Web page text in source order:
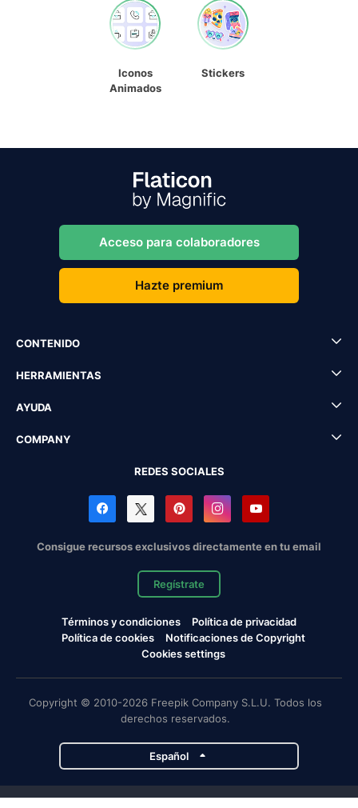
Iconos
Animados
Stickers
Acceso para colaboradores
Hazte premium
CONTENIDO
HERRAMIENTAS
AYUDA
COMPANY
REDES SOCIALES
Consigue recursos exclusivos directamente en tu email
Regístrate
Términos y condiciones
Política de privacidad
Política de cookies
Notificaciones de Copyright
Cookies settings
Copyright © 2010-2026 Freepik Company S.L.U. Todos los
derechos reservados.
Español